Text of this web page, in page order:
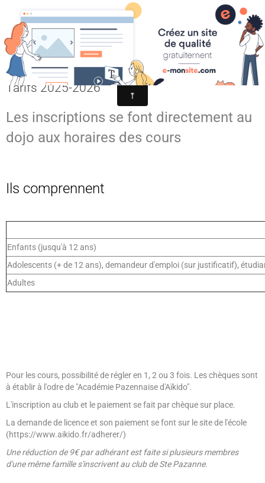
Académie Pazenaise d'Aïkido
Contact
OARA
Agenda
Tarifs
Tarifs 2025-2026
Les inscriptions se font directement au
dojo aux horaires des cours
Ils comprennent
Enfants (jusqu'à 12 ans)
Adolescents (+ de 12 ans), demandeur d'emploi (sur justificatif),
Adultes
Pour les cours, possibilité de régler en 1, 2 ou 3 fois. Les chèques sont
à établir à l'odre de "Académie Pazennaise d'Aïkido".
L'inscription au club et le paiement se fait par chèque sur place.
La demande de licence et son paiement se font sur le site de l'école
(https://www.aikido.fr/adherer/)
Une réduction de 9€ par adhérant est faite si plusieurs membres
d'une même famille s'inscrivent au club de Ste Pazanne.